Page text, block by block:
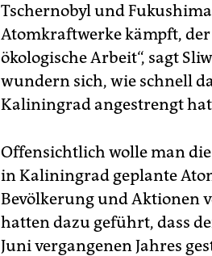
Tschernobyl und
Atomkraftwerke kämpft,
ökologische Arbeit“, sagt
wundern sich, wie schnell
Kaliningrad angestrengt
Offensichtlich wolle man
in Kaliningrad geplante
Bevölkerung und Aktionen
hatten dazu geführt, dass
Juni vergangenen Jahres